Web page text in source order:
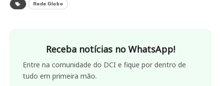
Rede Globo
Receba notícias no WhatsApp!
Entre na comunidade do DCI e fique por dentro de
tudo em primeira mão.